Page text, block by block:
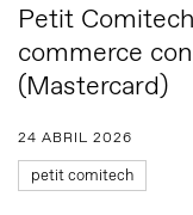
Petit
commerce
(Mastercard)
24 ABRIL 2026
petit comitech